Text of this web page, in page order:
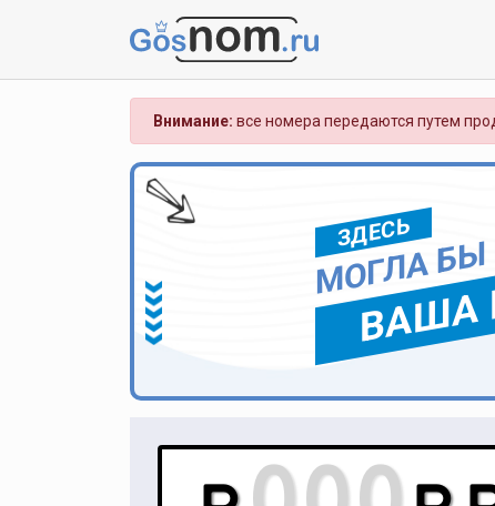
Внимание: все номера передаются путем
ЗДЕСЬ
МОГЛА
ВАША